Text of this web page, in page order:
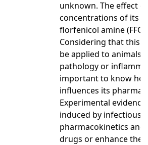
unknown. The effect
concentrations of its
florfenicol amine
Considering that this
be applied to animals
pathology or
important to know
influences its
Experimental
induced by infectious
pharmacokinetics
drugs or enhance